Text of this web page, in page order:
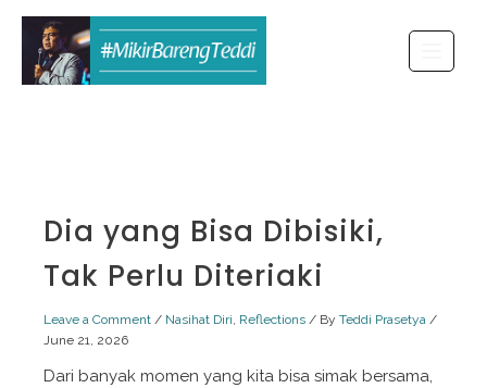
Skip
content
Dia yang Bisa Dibisiki,
Tak Perlu Diteriaki
Leave a Comment / Nasihat Diri, Reflections / By Teddi Prasetya /
June 21, 2026
Dari banyak momen yang kita bisa simak bersama,